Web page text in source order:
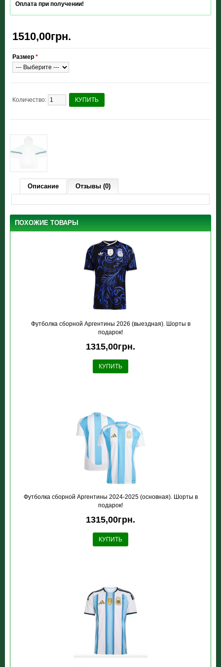
Оплата при получении!
1510,00грн.
Размер *
Количество: КУПИТЬ
Описание Отзывы (0)
ПОХОЖИЕ ТОВАРЫ
Футболка сборной Аргентины 2026 (выездная). Шорты в
подарок!
1315,00грн.
КУПИТЬ
Футболка сборной Аргентины 2024-2025 (основная). Шорты в
подарок!
1315,00грн.
КУПИТЬ